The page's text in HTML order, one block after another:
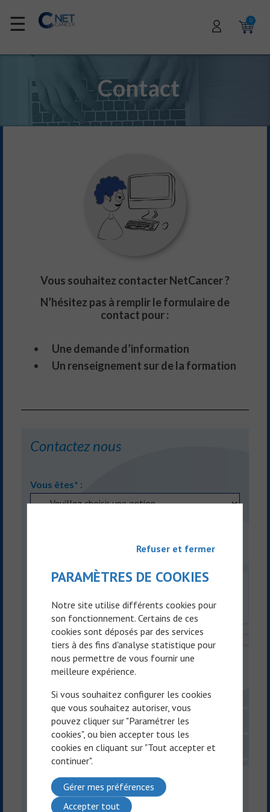
☰ 0
Contact
Vous souhaitez contacter NetCancer ?
N’hésitez pas à remplir le formulaire de
contact pour :
Une demande d’information
Un renseignement sur de la formation
Contactez nous
Vous êtes* :
Votre prénom* :
Votre email* :
Votre sujet* :
Votre message* :
Refuser et fermer
PARAMÈTRES DE COOKIES
Notre site utilise différents cookies pour
son fonctionnement. Certains de ces
cookies sont déposés par des services
tiers à des fins d'analyse statistique pour
nous permettre de vous fournir une
meilleure expérience.
Si vous souhaitez configurer les cookies
que vous souhaitez autoriser, vous
pouvez cliquer sur "Paramétrer les
cookies", ou bien accepter tous les
cookies en cliquant sur "Tout accepter et
continuer".
Gérer mes préférences
Accepter tout